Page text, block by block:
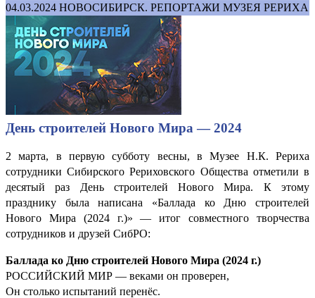
04.03.2024 НОВОСИБИРСК. РЕПОРТАЖИ МУЗЕЯ РЕРИХА
День строителей Нового Мира — 2024
2 марта, в первую субботу весны, в Музее Н.К. Рериха
сотрудники Сибирского Рериховского Общества отметили в
десятый раз День строителей Нового Мира. К этому
празднику была написана «Баллада ко Дню строителей
Нового Мира (2024 г.)» — итог совместного творчества
сотрудников и друзей СибРО:
Баллада ко Дню строителей Нового Мира (2024 г.)
РОССИЙСКИЙ МИР — веками он проверен,
Он столько испытаний перенёс.